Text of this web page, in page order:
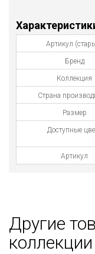
Артикул
Бренд
Коллекция
Страна
Размер
Доступные
Артикул
Другие
коллекции